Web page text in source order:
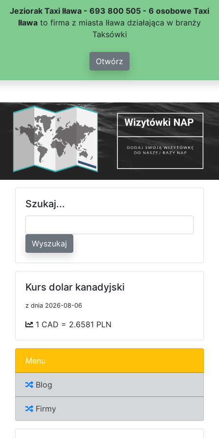
Jeziorak Taxi Iława - 693 800 505 - 6 osobowe Taxi
Iława to firma z miasta Iława działająca w branży
Taksówki
Otwórz
Szukaj...
Wyszukaj
Kurs dolar kanadyjski
z dnia 2026-08-06
1 CAD = 2.6581 PLN
Menu
Blog
Firmy